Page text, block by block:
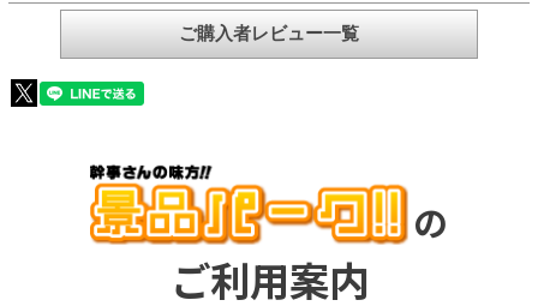
ご購入者レビュー一覧
の
ご利用案内